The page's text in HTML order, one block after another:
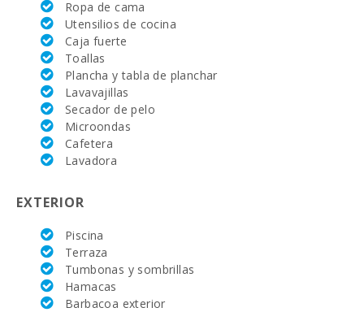
Zona de barbacoa:
Ducha de piscina:
Piscina para niños:
Piscina privada con terraza para tomar el
Nº aseos:
Dormitorio con dos camas individuales
(90X200):
Nº de personas:
Ropa de cama
Utensilios de cocina
Caja fuerte
Toallas
Plancha y tabla de planchar
Lavavajillas
Secador de pelo
Microondas
Cafetera
Lavadora
EXTERIOR
Piscina
Terraza
Tumbonas y sombrillas
Hamacas
Barbacoa exterior